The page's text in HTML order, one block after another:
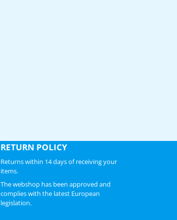
RETURN POLICY
Returns within 14 days of receiving your
items.
The webshop has been approved and
complies with the latest European
legislation.